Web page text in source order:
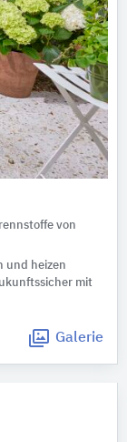
von
und heizen
mit
Galerie